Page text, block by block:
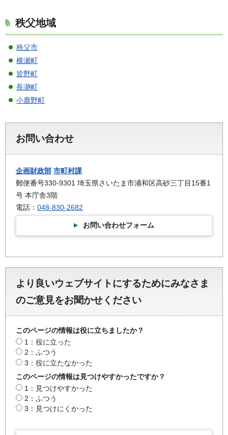
秩父地域
秩父市
横瀬町
皆野町
長瀞町
小鹿野町
お問い合わせ
企画財政部 市町村課
郵便番号330-9301 埼玉県さいたま市浦和区高砂三丁目15番1
号 本庁舎3階
電話： 048-830-2682
お問い合わせフォーム
より良いウェブサイトにするためにみなさま
のご意見をお聞かせください
このページの情報は役に立ちましたか？
1：役に立った
2：ふつう
3：役に立たなかった
このページの情報は見つけやすかったですか？
1：見つけやすかった
2：ふつう
3：見つけにくかった